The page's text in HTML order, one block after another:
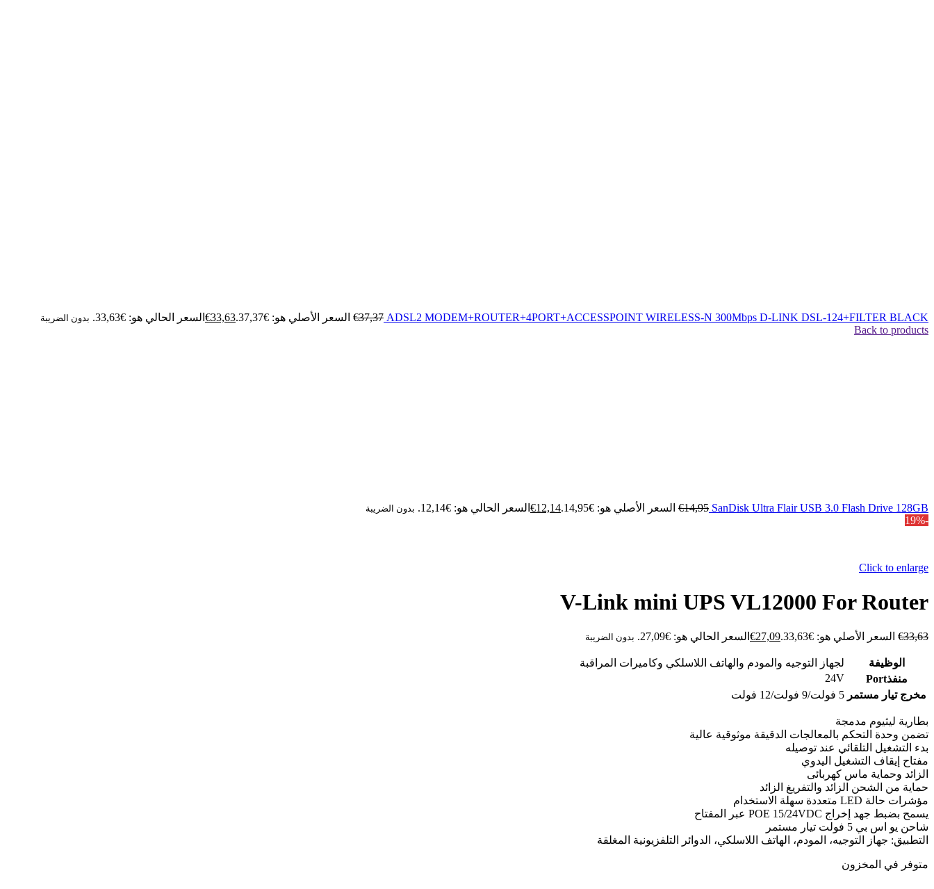
ADSL2 MODEM+ROUTER+4PORT+ACCESSPOINT WIRELESS-N 300Mbps D-LINK DSL-124+FILTER BLACK
€37,37 السعر الأصلي هو: €37,37. €33,63 السعر الحالي هو: €33,63. بدون الضريبة
Back to products
SanDisk Ultra Flair USB 3.0 Flash Drive 128GB
€14,95 السعر الأصلي هو: €14,95. €12,14 السعر الحالي هو: €12,14. بدون الضريبة
-19%
Click to enlarge
V-Link mini UPS VL12000 For Router
€33,63 السعر الأصلي هو: €33,63. €27,09 السعر الحالي هو: €27,09. بدون الضريبة
الوظيفة
لجهاز التوجيه والمودم والهاتف اللاسلكي وكاميرات المراقبة
منفذPort
24V
مخرج تيار مستمر 5 فولت/9 فولت/12 فولت
بطارية ليثيوم مدمجة
تضمن وحدة التحكم بالمعالجات الدقيقة موثوقية عالية
بدء التشغيل التلقائي عند توصيله
مفتاح إيقاف التشغيل اليدوي
الزائد وحماية ماس كهربائى
حماية من الشحن الزائد والتفريغ الزائد
مؤشرات حالة LED متعددة سهلة الاستخدام
يسمح بضبط جهد إخراج POE 15/24VDC عبر المفتاح
شاحن يو اس بي 5 فولت تيار مستمر
التطبيق: جهاز التوجيه، المودم، الهاتف اللاسلكي، الدوائر التلفزيونية المغلقة
متوفر في المخزون